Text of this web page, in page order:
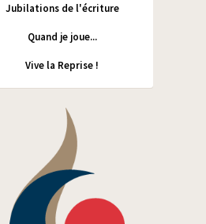
Jubilations de l'écriture
Quand je joue...
Vive la Reprise !